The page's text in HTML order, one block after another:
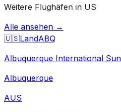
Weitere Flughäfen in US
Alle ansehen →
🇺🇸LandABQ
Albuquerque International
Albuquerque
AUS